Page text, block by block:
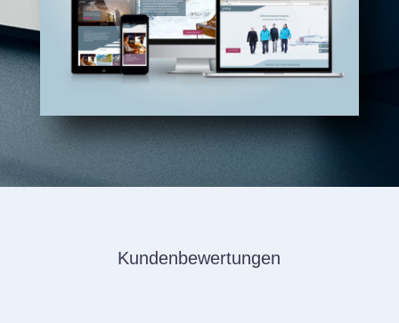
Kundenbewertungen